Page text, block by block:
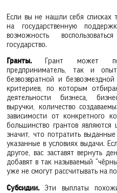
Если вы не нашли себя списках
на государственную
возможность
государство.
Гранты.
Грант может
предприниматель, так и
безвозвратной и
критериев, по которым
деятельности бизнеса,
выручки, количество
зависимости от конкретного
большинство грантов
значит, что потратить
указанные в условиях выдачи.
другое, вас заставят вернуть
добавят в так называемый
уже не смогут рассчитывать на
Субсидии.Эти выплаты